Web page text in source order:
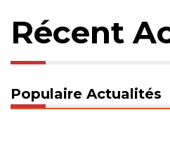
Récent
Populaire Actualités